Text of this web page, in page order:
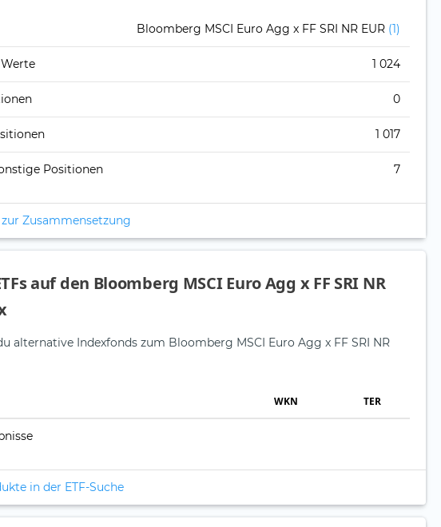
Bloomberg MSCI Euro Agg x FF SRI NR EUR (1)
1 024
0
1 017
Positionen 7
Zusammensetzung
auf den Bloomberg MSCI Euro Agg x FF SRI NR
alternative Indexfonds zum Bloomberg MSCI Euro Agg x FF SRI NR
WKN TER
in der ETF-Suche